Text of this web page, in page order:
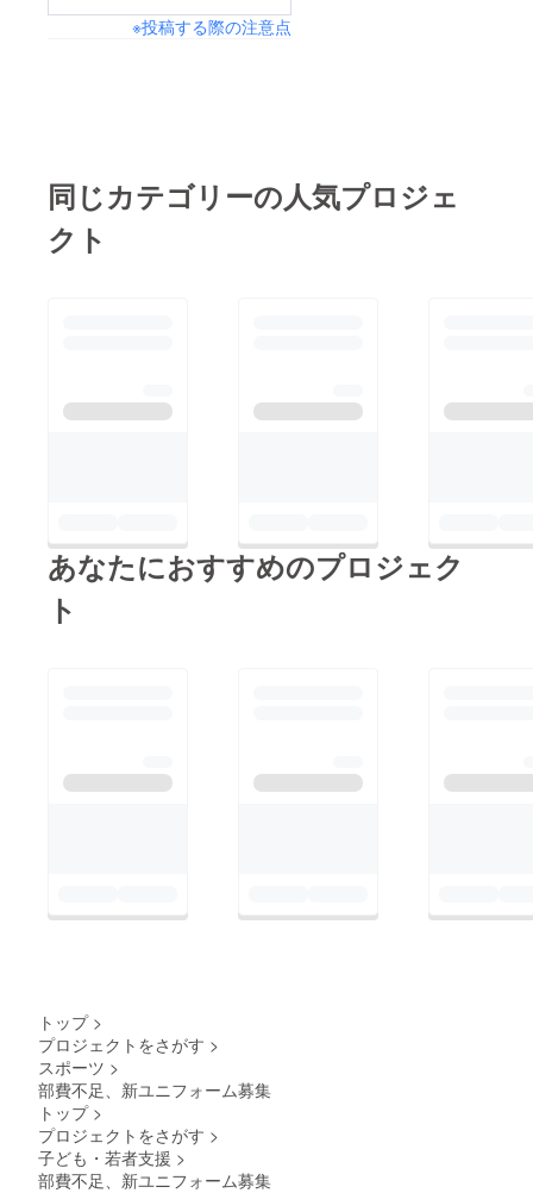
※投稿する際の注意点
同じカテゴリーの人気プロジェ
クト
あなたにおすすめのプロジェク
ト
トップ >
プロジェクトをさがす >
スポーツ >
部費不足、新ユニフォーム募集
トップ >
プロジェクトをさがす >
子ども・若者支援 >
部費不足、新ユニフォーム募集